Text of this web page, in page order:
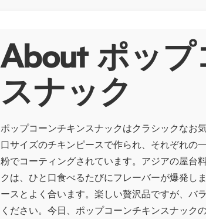
About ポップ
スナック
ポップコーンチキンスナックはクラシックなお
口サイズのチキンピースで作られ、それぞれの
粉でコーティングされています。アジアの屋台
クは、ひと口食べるたびにフレーバーが爆発し
ースとよく合います。楽しい贅沢品ですが、バ
ください。今日、ポップコーンチキンスナック